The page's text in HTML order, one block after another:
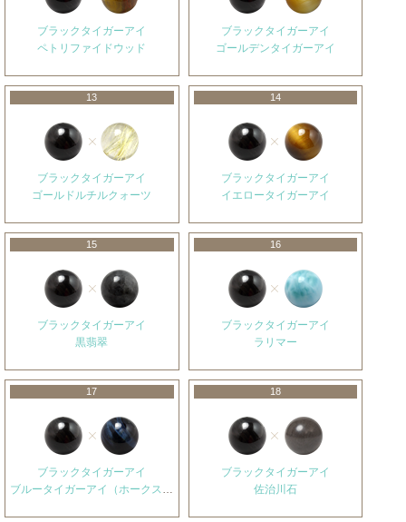
ブラックタイガーアイ
ペトリファイドウッド
ブラックタイガーアイ
ゴールデンタイガーアイ
13
ブラックタイガーアイ
ゴールドルチルクォーツ
14
ブラックタイガーアイ
イエロータイガーアイ
15
ブラックタイガーアイ
黒翡翠
16
ブラックタイガーアイ
ラリマー
17
ブラックタイガーアイ
ブルータイガーアイ（ホークスアイ）
18
ブラックタイガーアイ
佐治川石